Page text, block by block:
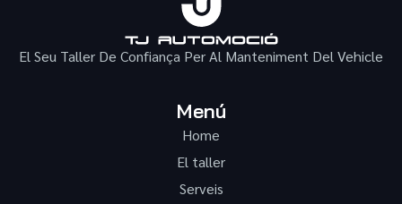
El Seu Taller De Confiança Per Al Manteniment Del Vehicle
Menú
Home
El taller
Serveis